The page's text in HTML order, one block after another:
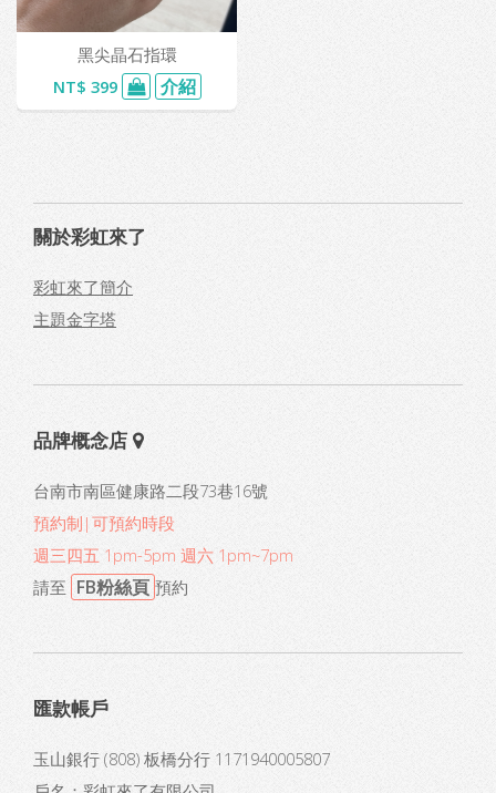
黑尖晶石指環
NT$ 399
介紹
關於彩虹來了
彩虹來了簡介
主題金字塔
品牌概念店
台南市南區健康路二段73巷16號
預約制|可預約時段
週三四五 1pm-5pm 週六 1pm~7pm
請至 FB粉絲頁 預約
匯款帳戶
玉山銀行 (808) 板橋分行 1171940005807